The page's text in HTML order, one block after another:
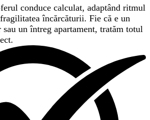
conduce calculat, adaptând ritmul
încărcăturii. Fie că e un
un întreg apartament, tratăm totul